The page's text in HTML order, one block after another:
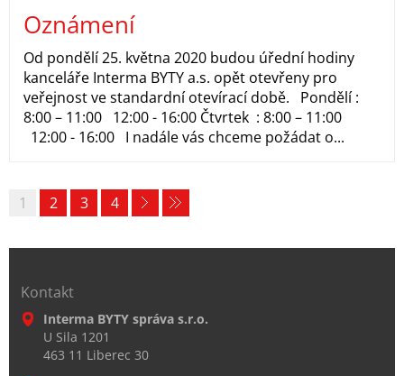
Oznámení
Od pondělí 25. května 2020 budou úřední hodiny
kanceláře Interma BYTY a.s. opět otevřeny pro
veřejnost ve standardní otevírací době. Pondělí :
8:00 – 11:00 12:00 - 16:00 Čtvrtek : 8:00 – 11:00
12:00 - 16:00 I nadále vás chceme požádat o...
1 2 3 4
Kontakt
Interma BYTY správa s.r.o.
U Sila 1201
463 11 Liberec 30